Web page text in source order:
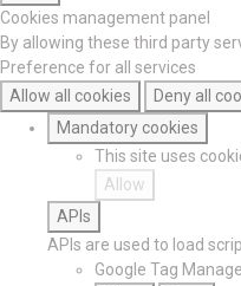
Cookies management panel
By allowing these third party
Preference for all services
Allow all cookies
Deny all
Mandatory cookies
This site uses
Allow
APIs
APIs are used to load
Google Tag